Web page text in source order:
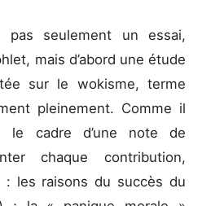
pas seulement un essai,
mais d’abord une étude
sur le wokisme, terme
pleinement. Comme il
le cadre d’une note de
chaque contribution,
les raisons du succès du